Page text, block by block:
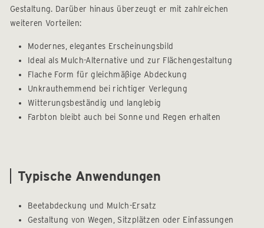
Gestaltung. Darüber hinaus überzeugt er mit zahlreichen
weiteren Vorteilen:
Modernes, elegantes Erscheinungsbild
Ideal als Mulch-Alternative und zur Flächengestaltung
Flache Form für gleichmäßige Abdeckung
Unkrauthemmend bei richtiger Verlegung
Witterungsbeständig und langlebig
Farbton bleibt auch bei Sonne und Regen erhalten
Typische Anwendungen
Beetabdeckung und Mulch-Ersatz
Gestaltung von Wegen, Sitzplätzen oder Einfassungen